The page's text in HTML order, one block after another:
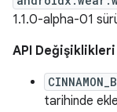
1.1.0-alpha-01
API Değişiklikleri
tarihinde